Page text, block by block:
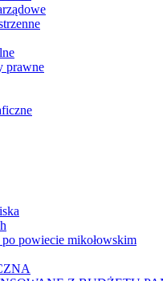
prawne
powiecie mikołowskim